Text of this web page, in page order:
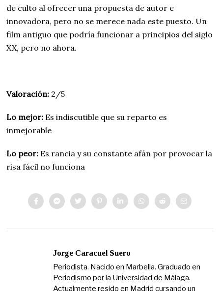
de culto al ofrecer una propuesta de autor e
innovadora, pero no se merece nada este puesto. Un
film antiguo que podría funcionar a principios del siglo
XX, pero no ahora.
Valoración: 2/5
Lo mejor: Es indiscutible que su reparto es
inmejorable
Lo peor: Es rancia y su constante afán por provocar la
risa fácil no funciona
Jorge Caracuel Suero
Periodista. Nacido en Marbella. Graduado en
Periodismo por la Universidad de Málaga.
Actualmente resido en Madrid cursando un